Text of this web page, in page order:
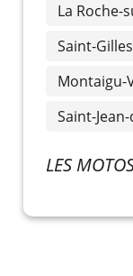
La Roche-
Saint-
Montaigu-
Saint-
LES